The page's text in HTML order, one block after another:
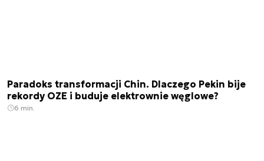
Paradoks transformacji Chin. Dlaczego Pekin bije
rekordy OZE i buduje elektrownie węglowe?
6 min.